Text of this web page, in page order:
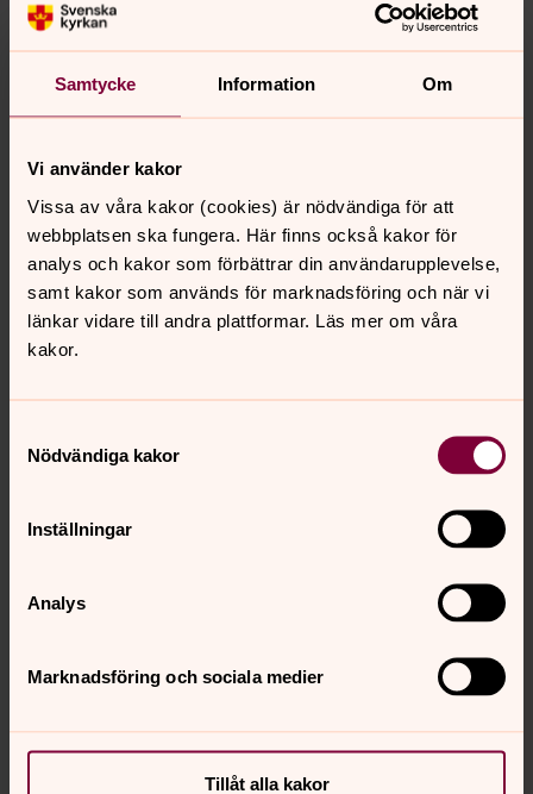
Samtycke Information Om
Vi använder kakor
Vissa av våra kakor (cookies) är nödvändiga för att
webbplatsen ska fungera. Här finns också kakor för
analys och kakor som förbättrar din användarupplevelse,
samt kakor som används för marknadsföring och när vi
länkar vidare till andra plattformar. Läs mer om våra
kakor.
Nödvändiga kakor
Inställningar
Analys
Marknadsföring och sociala medier
Tillåt alla kakor
Bild 1 av 15 Foto: Hejdlösa Bilder AB
Kyrkan rymmer 150 personer.
Synpunkter eller frågor på sidans
innehåll?
linkoping.kyrkoforvaltning@svenskakyrkan.se